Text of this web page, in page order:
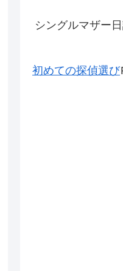
シングルマザー
初めての探偵選び